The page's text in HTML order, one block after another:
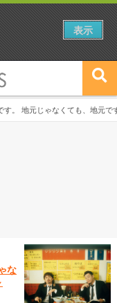
す。 地元じゃなくても、地元で
！
な
表示